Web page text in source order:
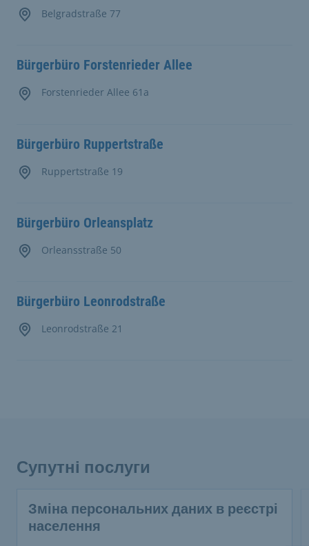
Belgradstraße 77
Bürgerbüro Forstenrieder Allee
Forstenrieder Allee 61a
Bürgerbüro Ruppertstraße
Ruppertstraße 19
Bürgerbüro Orleansplatz
Orleansstraße 50
Bürgerbüro Leonrodstraße
Leonrodstraße 21
Супутні послуги
Зміна персональних даних в реєстрі
населення